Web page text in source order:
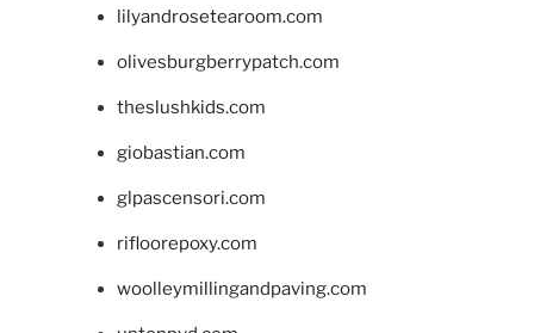
lilyandrosetearoom.com
olivesburgberrypatch.com
theslushkids.com
giobastian.com
glpascensori.com
rifloorepoxy.com
woolleymillingandpaving.com